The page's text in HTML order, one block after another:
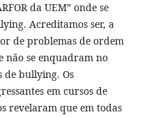
da UEM” onde se
Acreditamos ser, a
de problemas de ordem
não se enquadram no
de bullying. Os
em cursos de
revelaram que em todas